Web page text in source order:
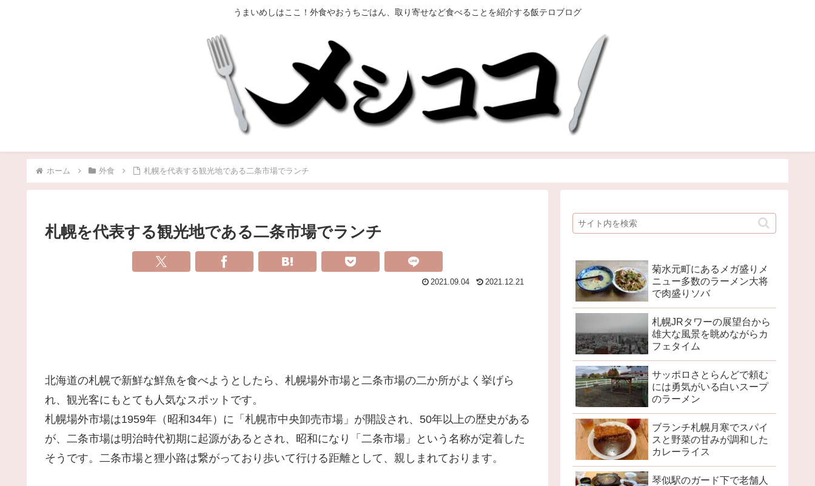
うまいめしはここ！外食やおうちごはん、取り寄せなど食べることを紹介する飯テロブログ
ホーム 外食 札幌を代表する観光地である二条市場でランチ
札幌を代表する観光地である二条市場でランチ
2021.09.04 2021.12.21
北海道の札幌で新鮮な鮮魚を食べようとしたら、札幌場外市場と二条市場の二か所がよく挙げら
れ、観光客にもとても人気なスポットです。
札幌場外市場は1959年（昭和34年）に「札幌市中央卸売市場」が開設され、50年以上の歴史がある
が、二条市場は明治時代初期に起源があるとされ、昭和になり「二条市場」という名称が定着した
そうです。二条市場と狸小路は繋がっており歩いて行ける距離として、親しまれております。
菊水元町にあるメガ盛りメ
ニュー多数のラーメン大将
で肉盛りソバ
札幌JRタワーの展望台から
雄大な風景を眺めながらカ
フェタイム
サッポロさとらんどで頼む
には勇気がいる白いスープ
のラーメン
ブランチ札幌月寒でスパイ
スと野菜の甘みが調和した
カレーライス
琴似駅のガード下で老舗人